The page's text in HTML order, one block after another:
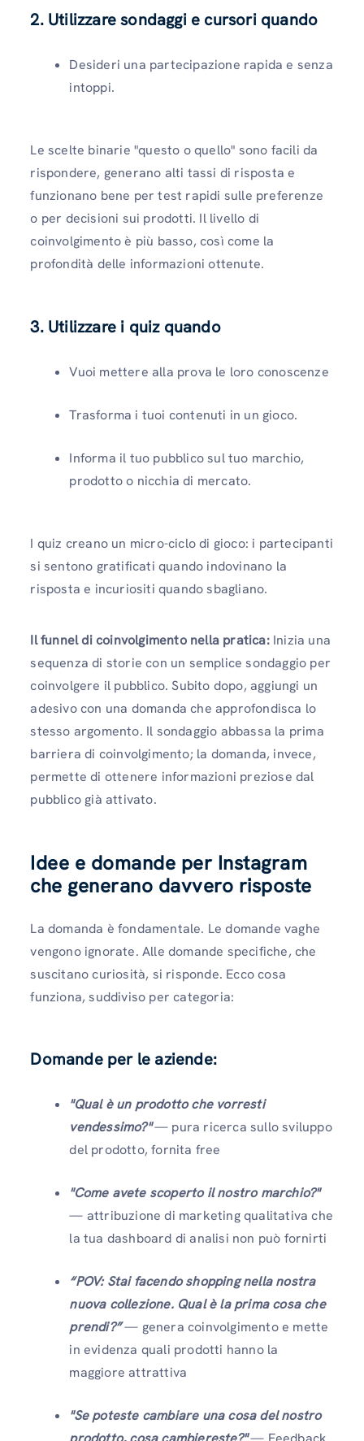
2. Utilizzare sondaggi e cursori quando
Desideri una partecipazione rapida e senza
intoppi.
Le scelte binarie "questo o quello" sono facili da
rispondere, generano alti tassi di risposta e
funzionano bene per test rapidi sulle preferenze
o per decisioni sui prodotti. Il livello di
coinvolgimento è più basso, così come la
profondità delle informazioni ottenute.
3. Utilizzare i quiz quando
Vuoi mettere alla prova le loro conoscenze
Trasforma i tuoi contenuti in un gioco.
Informa il tuo pubblico sul tuo marchio,
prodotto o nicchia di mercato.
I quiz creano un micro-ciclo di gioco: i partecipanti
si sentono gratificati quando indovinano la
risposta e incuriositi quando sbagliano.
Il funnel di coinvolgimento nella pratica:Inizia una
sequenza di storie con un semplice sondaggio per
coinvolgere il pubblico. Subito dopo, aggiungi un
adesivo con una domanda che approfondisca lo
stesso argomento. Il sondaggio abbassa la prima
barriera di coinvolgimento; la domanda, invece,
permette di ottenere informazioni preziose dal
pubblico già attivato.
Idee e domande per Instagram
che generano davvero risposte
La domanda è fondamentale. Le domande vaghe
vengono ignorate. Alle domande specifiche, che
suscitano curiosità, si risponde. Ecco cosa
funziona, suddiviso per categoria:
Domande per le aziende:
"Qual è un prodotto che vorresti
vendessimo?" — pura ricerca sullo sviluppo
del prodotto, fornita free
"Come avete scoperto il nostro marchio?"
— attribuzione di marketing qualitativa che
la tua dashboard di analisi non può fornirti
“POV: Stai facendo shopping nella nostra
nuova collezione. Qual è la prima cosa che
prendi?”— genera coinvolgimento e mette
in evidenza quali prodotti hanno la
maggiore attrattiva
"Se poteste cambiare una cosa del nostro